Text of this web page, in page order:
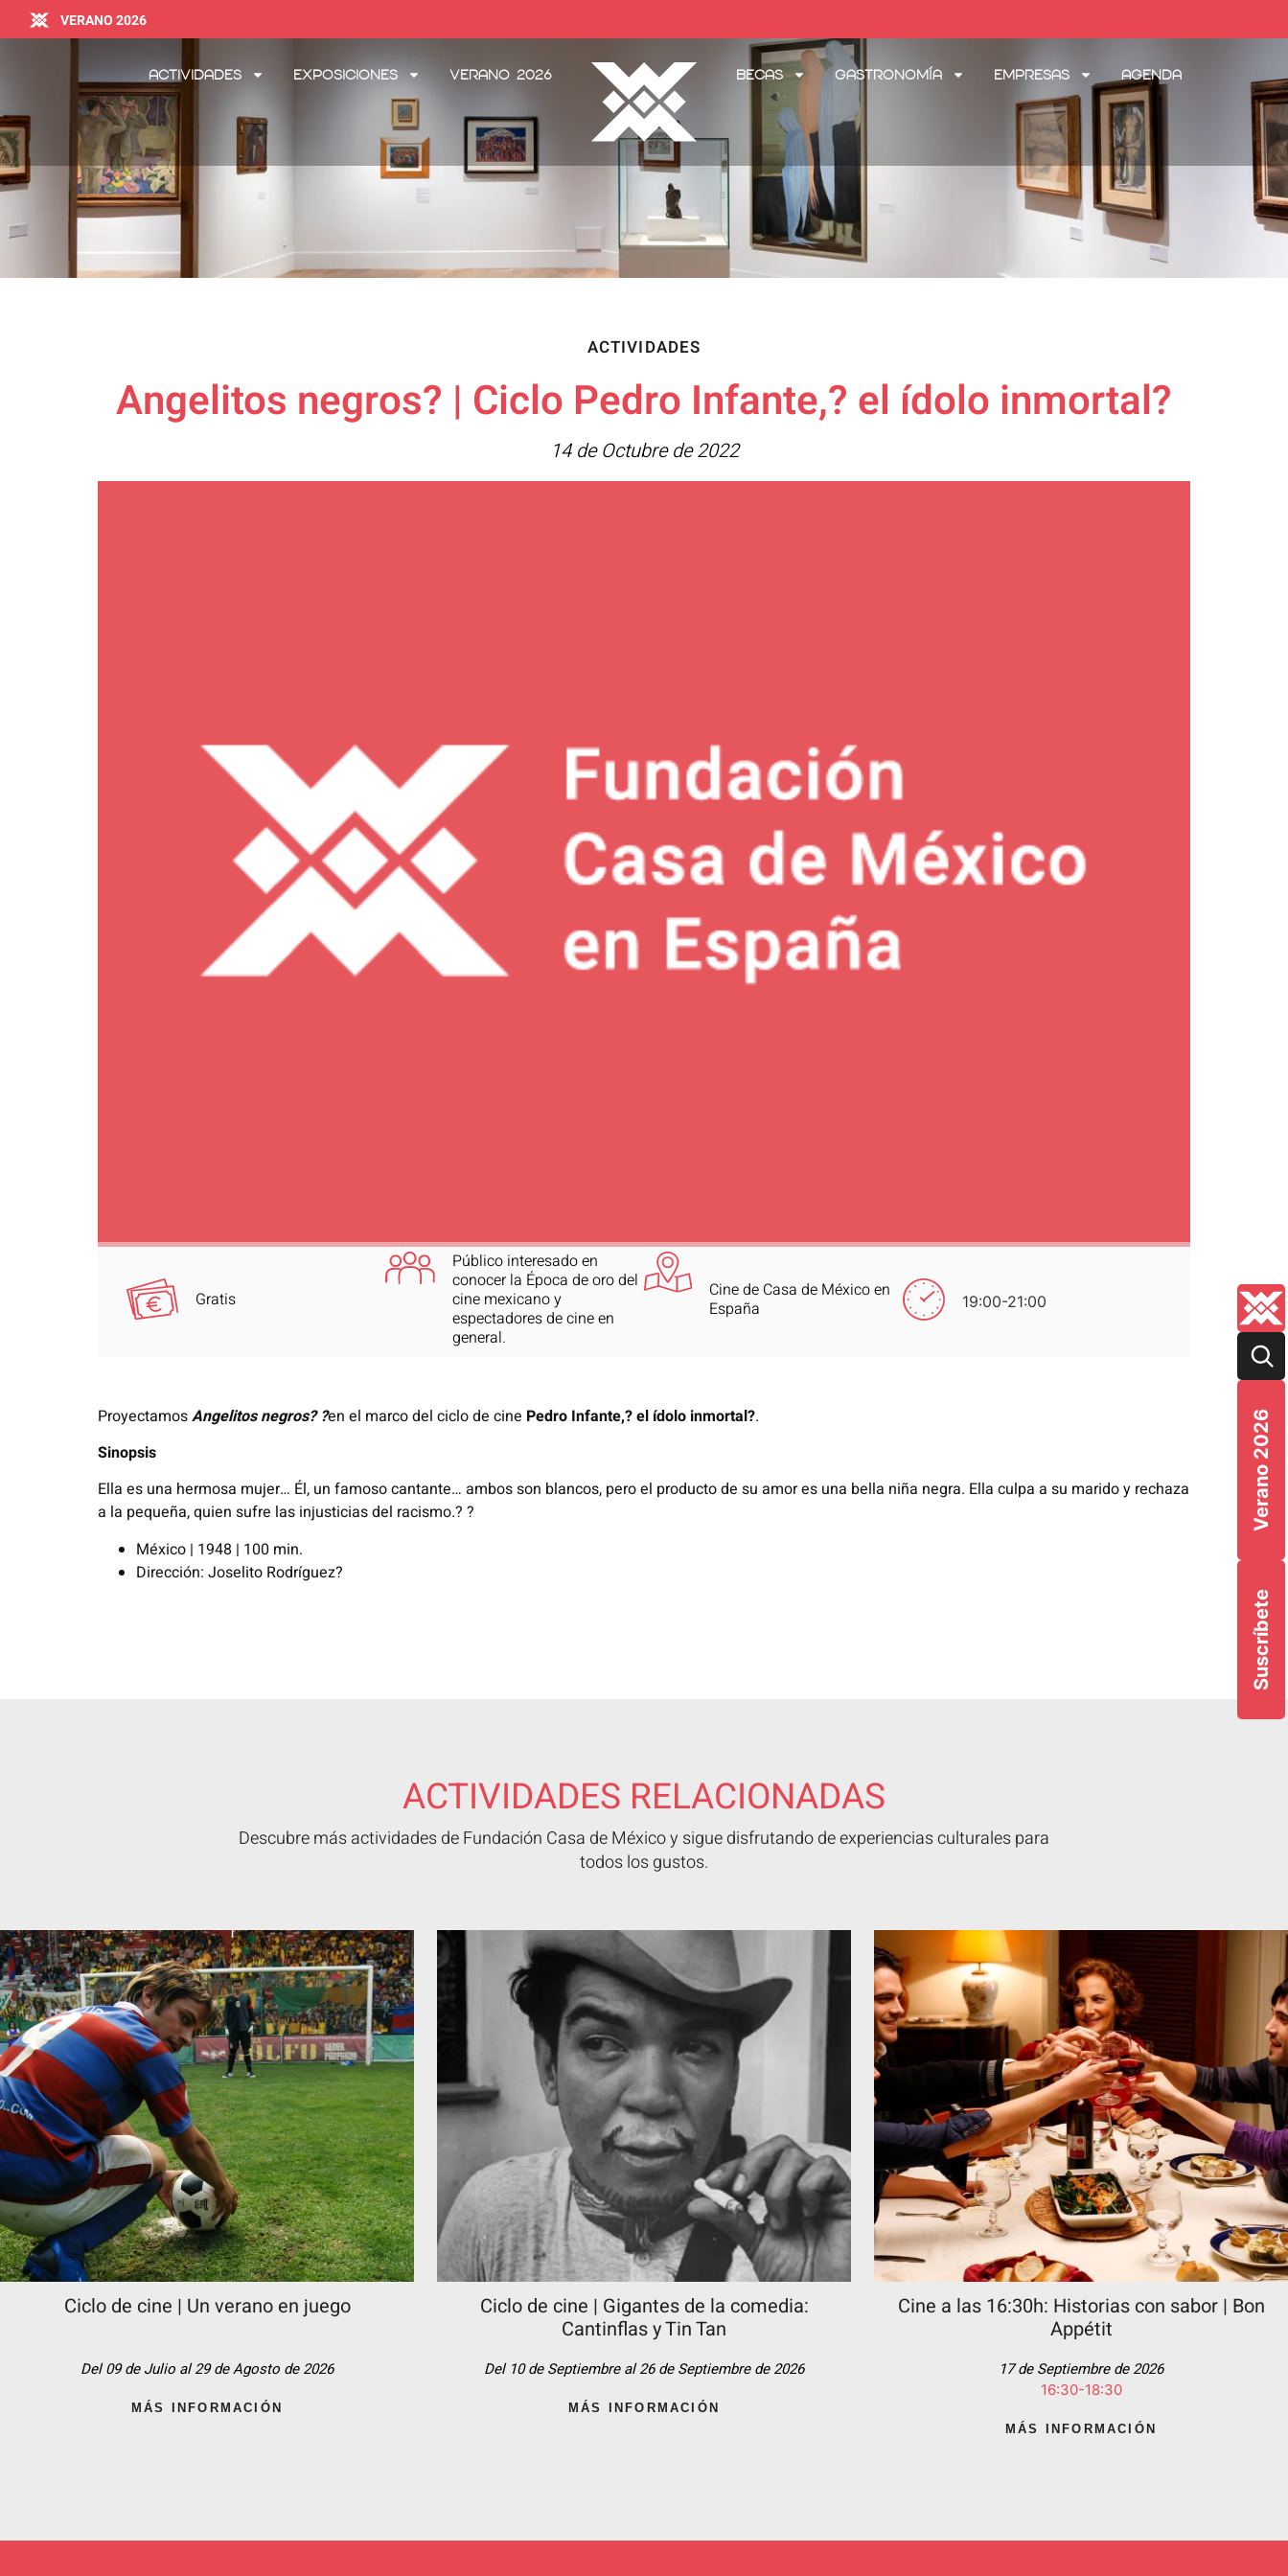
Suscríbete
Verano 2026
VERANO 2026
Actividades Exposiciones Verano 2026 Becas Gastronomía Empresas Agenda
ACTIVIDADES
Angelitos negros? | Ciclo Pedro Infante,? el ídolo inmortal?
14 de Octubre de 2022
Gratis
Público interesado en
conocer la Época de oro del
cine mexicano y
espectadores de cine en
general.
Cine de Casa de México en
España
19:00-21:00
ProyectamosAngelitos negros? ?en el marco del ciclo de cine Pedro Infante,? el ídolo inmortal?.
Sinopsis
Ella es una hermosa mujer… Él, un famosocantante… ambos son blancos, pero el productode su amor es una bella niña negra. Ella culpa a su marido y rechaza
a la pequeña, quien sufre las injusticias del racismo.? ?
México | 1948 | 100 min.
Dirección: Joselito Rodríguez?
ACTIVIDADES RELACIONADAS
Descubre más actividades de Fundación Casa de México y sigue disfrutando de experiencias culturales para
todos los gustos.
Ciclo de cine | Un verano en juego
Del 09 de Julio al 29 de Agosto de 2026
MÁS INFORMACIÓN
Ciclo de cine | Gigantes de la comedia:
Cantinflas y Tin Tan​
Del 10 de Septiembre al 26 de Septiembre de 2026
MÁS INFORMACIÓN
Cine a las 16:30h: Historias con sabor | Bon
Appétit
17 de Septiembre de 2026
16:30-18:30
MÁS INFORMACIÓN